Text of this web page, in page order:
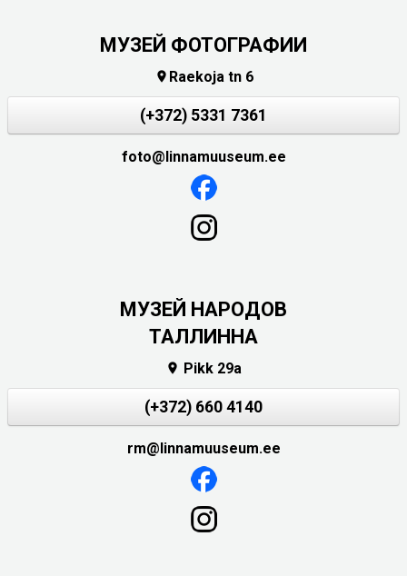
МУЗЕЙ ФОТОГРАФИИ
 Raekoja tn 6
(+372) 5331 7361
foto@linnamuuseum.ee
MУЗЕЙ НАРОДОВ
ТАЛЛИННА
 Pikk 29a
(+372) 660 4140
rm@linnamuuseum.ee